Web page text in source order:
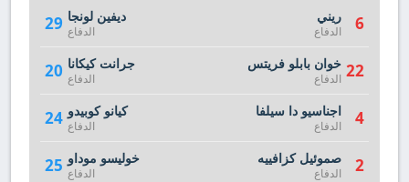
29 ديفين لونجا
الدفاع
20 جرانت كيكانا
الدفاع
24 كيانو كوبيدو
الدفاع
25 خوليسو موداو
الدفاع
6 ريني
الدفاع
22 خوان بابلو فريتس
الدفاع
4 اجناسيو دا سيلفا
الدفاع
2 صموئيل كزافييه
الدفاع